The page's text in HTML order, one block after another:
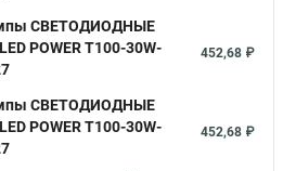
СВЕТОДИОДНЫЕ
POWER T100-30W-
452,68 ₽
СВЕТОДИОДНЫЕ
POWER T100-30W-
452,68 ₽